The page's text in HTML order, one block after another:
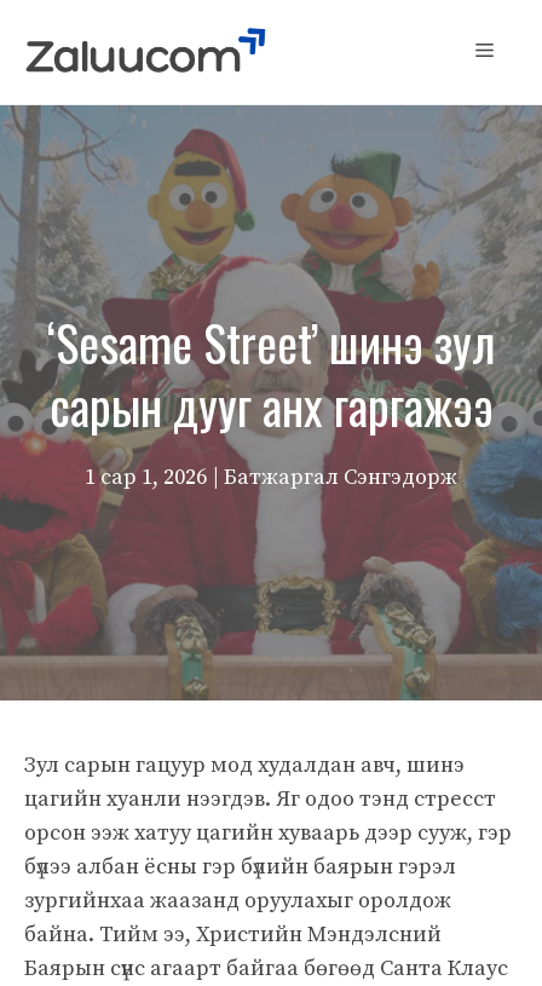
Menu
‘Sesame Street’ шинэ зул
сарын дууг анх гаргажээ
1 сар 1, 2026 | Батжаргал Сэнгэдорж
Зул сарын гацуур мод худалдан авч, шинэ
цагийн хуанли нээгдэв. Яг одоо тэнд стресст
орсон ээж хатуу цагийн хуваарь дээр сууж, гэр
бүлээ албан ёсны гэр бүлийн баярын гэрэл
зургийнхаа жаазанд оруулахыг оролдож
байна. Тийм ээ, Христийн Мэндэлсний
Баярын сүнс агаарт байгаа бөгөөд Санта Клаус